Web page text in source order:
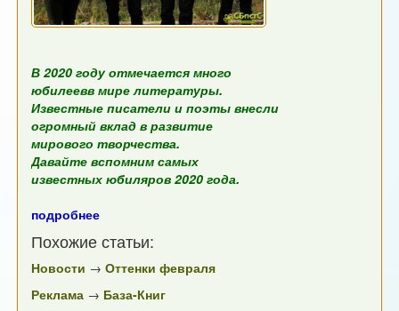
В 2020 году отмечается много
юбилеевв мире литературы.
Известные писатели и поэты внесли
огромный вклад в развитие
мирового творчества.
Давайте вспомним самых
известных юбиляров 2020 года.
подробнее
Похожие статьи:
Новости →Оттенки февраля
Реклама → База-Книг